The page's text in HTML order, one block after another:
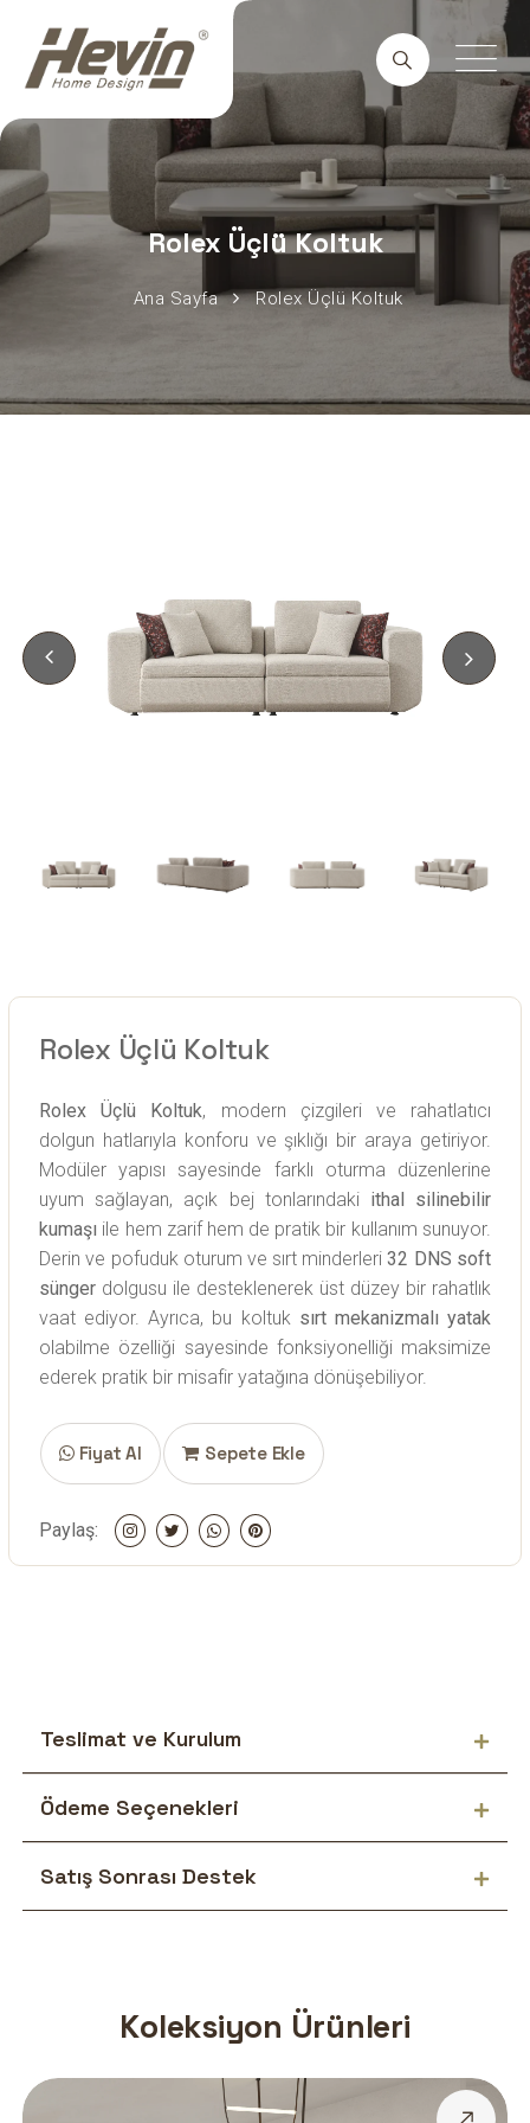
Rolex Üçlü Koltuk
Ana Sayfa Rolex Üçlü Koltuk
Rolex Üçlü Koltuk
Rolex Üçlü Koltuk, modern çizgileri ve rahatlatıcı
dolgun hatlarıyla konforu ve şıklığı bir araya getiriyor.
Modüler yapısı sayesinde farklı oturma düzenlerine
uyum sağlayan, açık bej tonlarındaki ithal silinebilir
kumaşı ile hem zarif hem de pratik bir kullanım sunuyor.
Derin ve pofuduk oturum ve sırt minderleri32 DNS soft
sünger dolgusu ile desteklenerek üst düzey bir rahatlık
vaat ediyor. Ayrıca, bu koltuk sırt mekanizmalı yatak
olabilme özelliği sayesinde fonksiyonelliği maksimize
ederek pratik bir misafir yatağına dönüşebiliyor.
Fiyat Al Sepete Ekle
Paylaş:
Teslimat ve Kurulum
Ödeme Seçenekleri
Satış Sonrası Destek
Koleksiyon Ürünleri